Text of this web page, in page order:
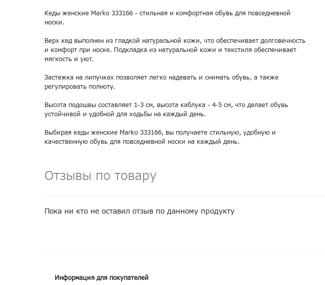
Кеды женские Marko 333166 - стильная и комфортная обувь для повседневной
носки.
Верх кед выполнен из гладкой натуральной кожи, что обеспечивает долговечность
и комфорт при носке. Подкладка из натуральной кожи и текстиля обеспечивает
мягкость и уют.
Застежка на липучках позволяет легко надевать и снимать обувь, а также
регулировать полноту.
Высота подошвы составляет 1-3 см, высота каблука - 4-5 см, что делает обувь
устойчивой и удобной для ходьбы на каждый день.
Выбирая кеды женские Marko 333166, вы получаете стильную, удобную и
качественную обувь для повседневной носки на каждый день.
Отзывы по товару
Пока ни кто не оставил отзыв по данному продукту
Информация для покупателей